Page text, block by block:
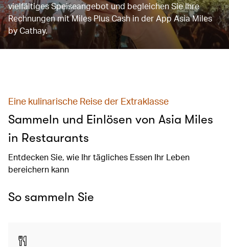
vielfältiges Speiseangebot und begleichen Sie Ihre
Rechnungen mit Miles Plus Cash in der App Asia Miles
by Cathay.
Eine kulinarische Reise der Extraklasse
Sammeln und Einlösen von Asia Miles
in Restaurants
Entdecken Sie, wie Ihr tägliches Essen Ihr Leben
bereichern kann
So sammeln Sie